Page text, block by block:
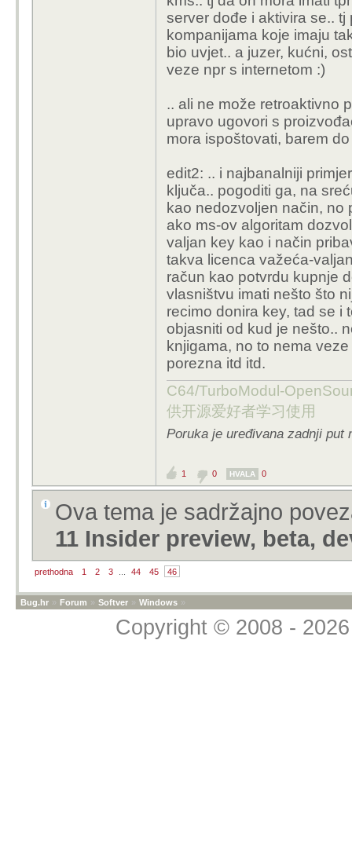
server dođe i aktivira se..
kompanijama koje imaju
bio uvjet.. a juzer, kućni,
veze npr s internetom :)
.. ali ne može retroaktivno
upravo ugovori s
mora ispoštovati, barem
edit2: .. i najbanalniji
ključa.. pogoditi ga, na
kao nedozvoljen način, no
ako ms-ov algoritam
valjan key kao i način
takva licenca važeća-
račun kao potvrdu kupnje
vlasništvu imati nešto što
recimo donira key, tad se i
objasniti od kud je nešto..
knjigama, no to nema
porezna itd itd.
C64/TurboModul-
供开源爱好者学习使用
Poruka je uređivana zadnji put
1 0 HVALA 0
Ova tema je sadržajno
11 Insider preview, beta,
prethodna 1 2 3 44 45 46
Bug.hr » Forum » Softver » Windows »
Copyright © 2008 -